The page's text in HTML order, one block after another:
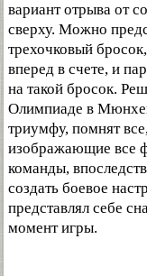
вариант отрыва от
сверху. Можно
трехочковый
вперед в счете, и
на такой бросок.
Олимпиаде в
триумфу, помнят
изображающие все
команды,
создать боевое
представлял себе
момент игры.